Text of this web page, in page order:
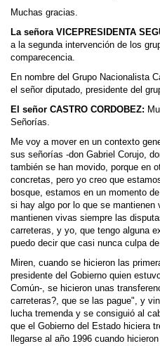
Muchas gracias.
La señora VICEPRESIDENTA
a la segunda intervención de los
comparecencia.
En nombre del Grupo Nacionalista
el señor diputado, presidente del
El señor CASTRO CORDOBEZ:
Señorías.
Me voy a mover en un contexto
sus señorías -don Gabriel Corujo,
también se han movido, porque en
concretas, pero yo creo que
bosque, estamos en un momento
si hay algo por lo que se
mantienen vivas siempre las
carreteras, y yo, que tengo alguna
puedo decir que casi nunca culpa
Miren, cuando se hicieron las
presidente del Gobierno quien
Común-, se hicieron unas
carreteras?, que se las pague", y
lucha tremenda y se consiguió al
que el Gobierno del Estado hiciera
llegarse al año 1996 cuando